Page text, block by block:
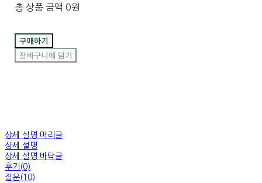
총 상품 금액 0원
구매하기
장바구니에 담기
상세 설명 머리글
상세 설명
상세 설명 바닥글
후기(0)
질문(10)